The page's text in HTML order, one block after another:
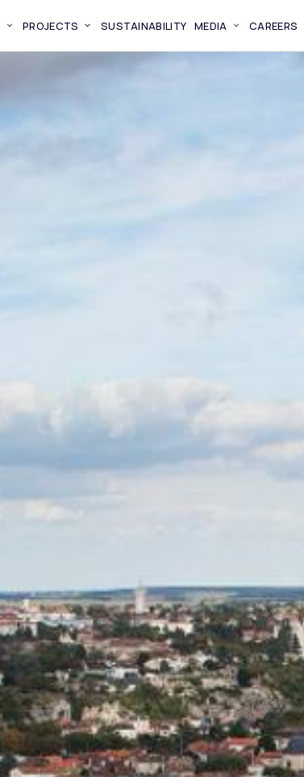
PROJECTS SUSTAINABILITY MEDIA CAREERS